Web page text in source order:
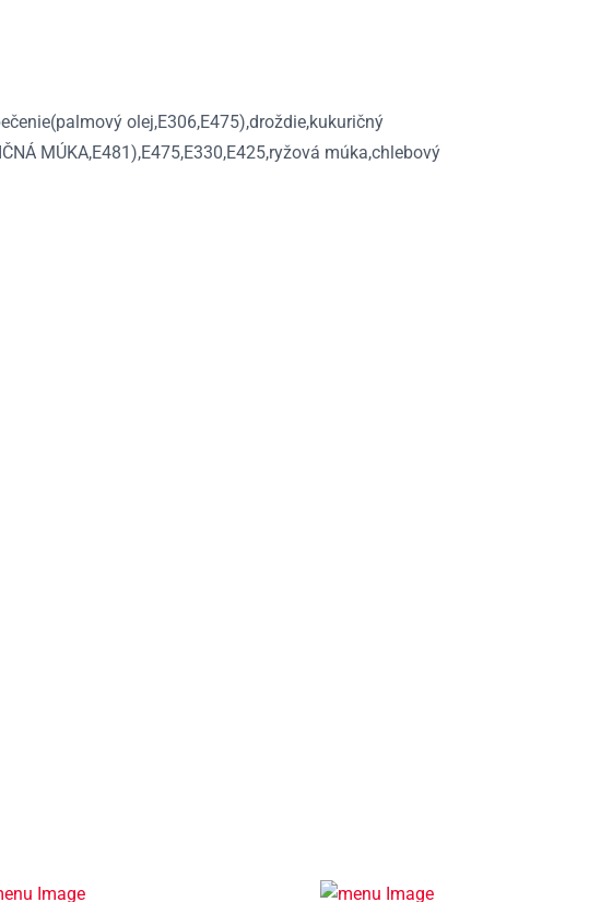
olej,E306,E475),droždie,kukuričný
MÚKA,E481),E475,E330,E425,ryžová múka,chlebový